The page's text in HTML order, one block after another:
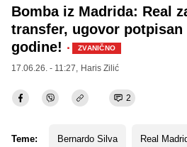
Bomba iz Madrida: Real
transfer, ugovor potpisan
godine! · ZVANIČNO
17.06.26. - 11:27, Haris Zilić
2
Teme: Bernardo Silva Real